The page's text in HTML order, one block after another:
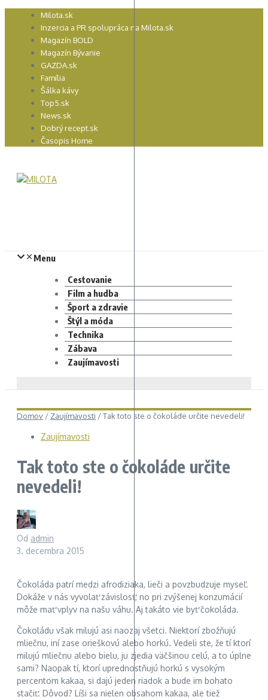
Preskočiť Milota.sk
Inzercia a PR spolupráca na Milota.sk
Magazín BOLD
Magazín Bývanie
GAZDA.sk
Família
Šálka kávy
Top5.sk
News.sk
Dobrý recept.sk
Časopis Home
Menu
Cestovanie
Film a hudba
Šport a zdravie
Štýl a móda
Technika
Zábava
Zaujímavosti
Domov / Zaujímavosti /Tak toto ste o čokoláde určite nevedeli!
Zaujímavosti
Tak toto ste o čokoláde určite
nevedeli!
Od admin
3. decembra 2015
Čokoláda patrí medzi afrodiziaka, lieči a povzbudzuje myseľ.
Dokáže v nás vyvolať závislosť, no pri zvýšenej konzumácií
môže mať vplyv na našu váhu. Aj takáto vie byť čokoláda.
Čokoládu však milujú asi naozaj všetci. Niektorí zbožňujú
mliečnu, iní zase orieškovú alebo horkú. Vedeli ste, že tí ktorí
milujú mliečnu alebo bielu, ju zjedia väčšinou celú, a to úplne
sami? Naopak tí, ktorí uprednostňujú horkú s vysokým
percentom kakaa, si dajú jeden riadok a bude im bohato
stačiť. Dôvod? Líši sa nielen obsahom kakaa, ale tiež